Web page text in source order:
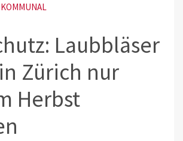
KOMMUNAL
Laubbläser
Zürich nur
Herbst